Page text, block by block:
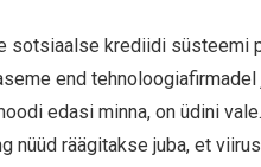
sotsiaalse krediidi süsteemi
end
edasi minna, on üdini
nüüd räägitakse juba, et